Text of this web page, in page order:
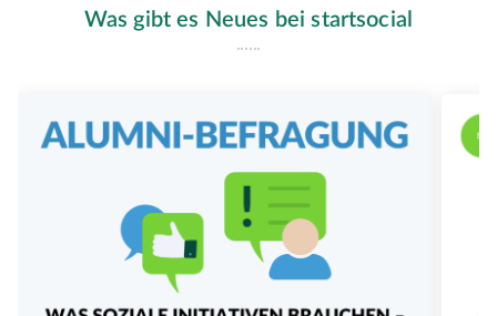
Was gibt es Neues bei startsocial